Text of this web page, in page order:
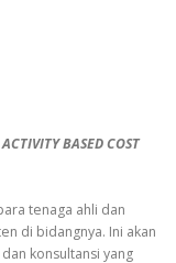
BASED COST
tenaga ahli dan
di bidangnya. Ini akan
konsultansi yang